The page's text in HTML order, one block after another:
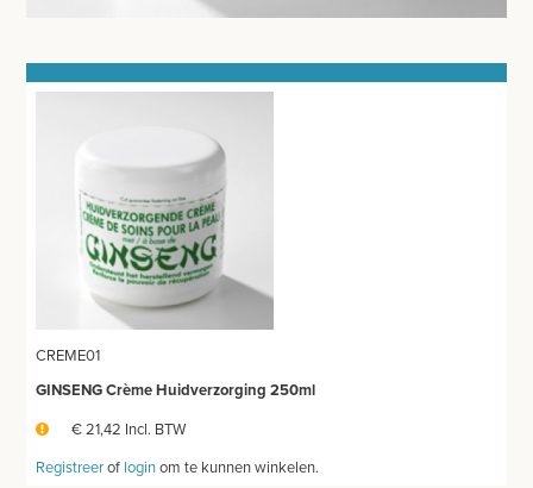
SCHEERBENODIGDHEDEN
OPERATIE-PROTECTIEMATERIAAL
DESINFECTIE-REINIGING
EHBO
APPARATUUR EN DIAGNOSE
CREME01
GINSENG Crème Huidverzorging 250ml
€ 21,42 Incl. BTW
Registreerof loginom te kunnen winkelen.